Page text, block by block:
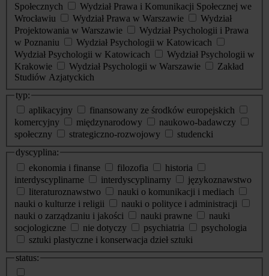
Społecznych
Wydział Prawa i Komunikacji Społecznej we
Wrocławiu
Wydział Prawa w Warszawie
Wydział
Projektowania w Warszawie
Wydział Psychologii i Prawa
w Poznaniu
Wydział Psychologii w Katowicach
Wydział Psychologii w Katowicach
Wydział Psychologii w
Krakowie
Wydział Psychologii w Warszawie
Zakład
Studiów Azjatyckich
typ:
aplikacyjny
finansowany ze środków europejskich
komercyjny
międzynarodowy
naukowo-badawczy
społeczny
strategiczno-rozwojowy
studencki
dyscyplina:
ekonomia i finanse
filozofia
historia
interdyscyplinarne
interdyscyplinarny
językoznawstwo
literaturoznawstwo
nauki o komunikacji i mediach
nauki o kulturze i religii
nauki o polityce i administracji
nauki o zarządzaniu i jakości
nauki prawne
nauki
socjologiczne
nie dotyczy psychiatria
psychologia
sztuki plastyczne i konserwacja dzieł sztuki
status: